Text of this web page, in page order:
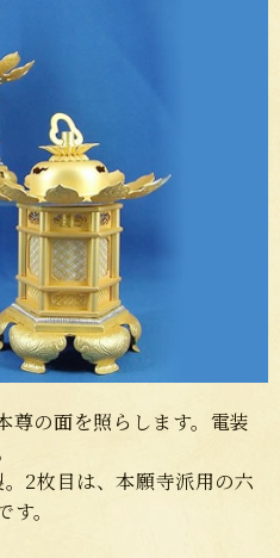
尊の面を照らします。電装
2枚目は、本願寺派用の六
。